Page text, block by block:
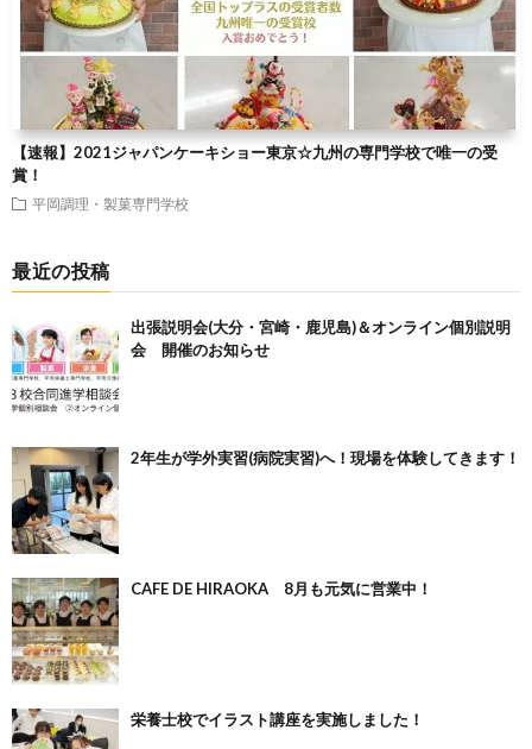
【速報】2021ジャパンケーキショー東京☆九州の専門学校で唯一の受
賞！
平岡調理・製菓専門学校
最近の投稿
出張説明会(大分・宮崎・鹿児島)＆オンライン個別説明
会 開催のお知らせ
2年生が学外実習(病院実習)へ！現場を体験してきます！
CAFE DE HIRAOKA 8月も元気に営業中！
栄養士校でイラスト講座を実施しました！